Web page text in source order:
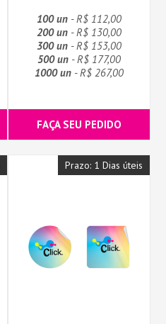
100 un- R$ 112,00
200 un- R$ 130,00
300 un- R$ 153,00
500 un- R$ 177,00
1000 un- R$ 267,00
FAÇA SEU PEDIDO
Prazo: 1 Dias úteis